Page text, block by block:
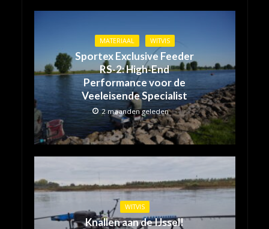
MATERIAAL WITVIS
Sportex Exclusive Feeder
RS-2: High-End
Performance voor de
Veeleisende Specialist
2 maanden geleden
WITVIS
Knallen aan de IJssel!